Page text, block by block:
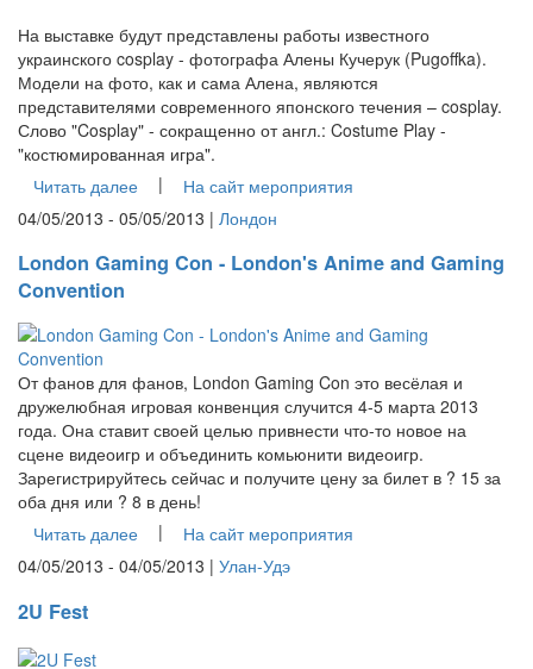
На выставке будут представлены работы известного
украинского cosplay - фотографа Алены Кучерук (Pugoffka).
Модели на фото, как и сама Алена, являются
представителями современного японского течения – cosplay.
Слово "Cosplay" - сокращенно от англ.: Costume Play -
"костюмированная игра".
Читать далее
|
На сайт мероприятия
04/05/2013 - 05/05/2013 | Лондон
London Gaming Con - London's Anime and Gaming
Convention
От фанов для фанов, London Gaming Con это весёлая и
дружелюбная игровая конвенция случится 4-5 марта 2013
года. Она ставит своей целью привнести что-то новое на
сцене видеоигр и объединить комьюнити видеоигр.
Зарегистрируйтесь сейчас и получите цену за билет в ? 15 за
оба дня или ? 8 в день!
Читать далее
|
На сайт мероприятия
04/05/2013 - 04/05/2013 | Улан-Удэ
2U Fest